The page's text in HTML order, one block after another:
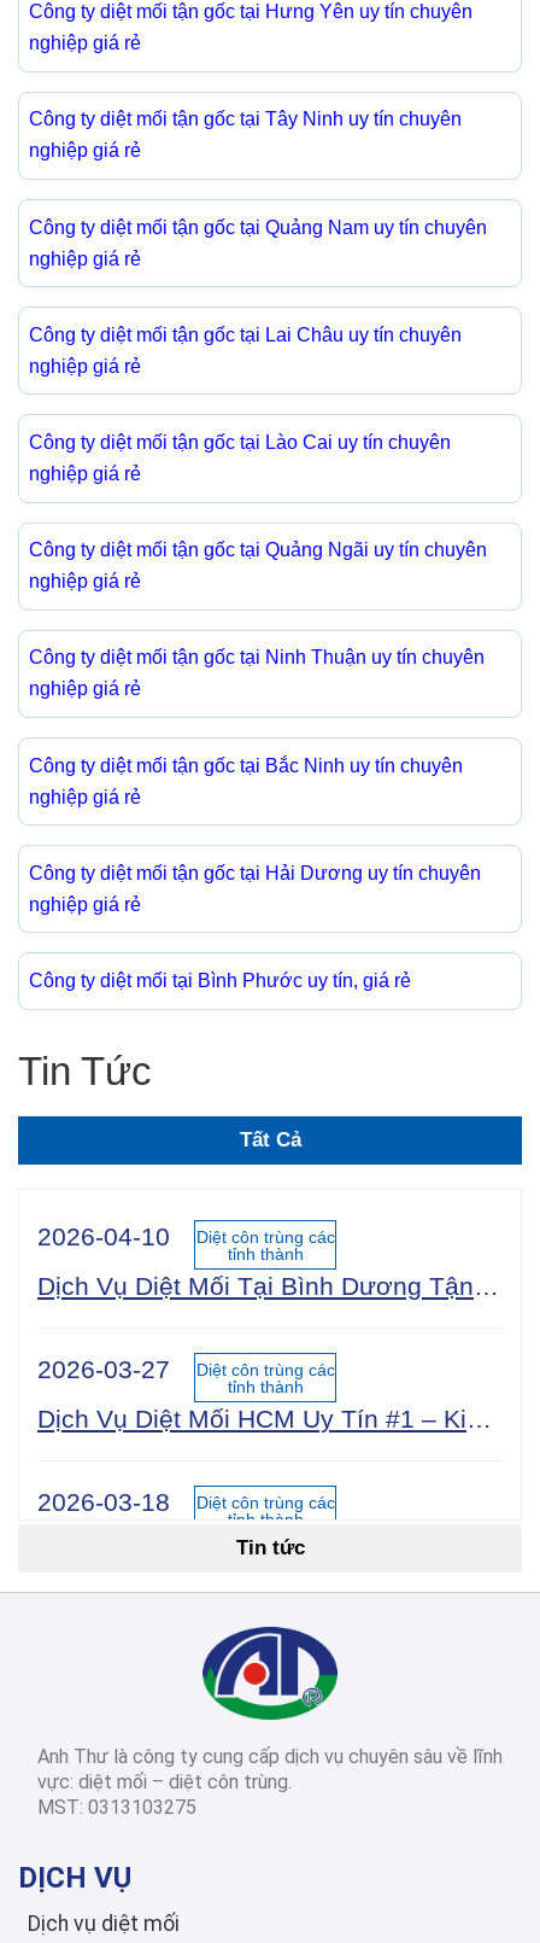
Công ty diệt mối tận gốc tại Hưng Yên uy tín chuyên
nghiệp giá rẻ
Công ty diệt mối tận gốc tại Tây Ninh uy tín chuyên
nghiệp giá rẻ
Công ty diệt mối tận gốc tại Quảng Nam uy tín chuyên
nghiệp giá rẻ
Công ty diệt mối tận gốc tại Lai Châu uy tín chuyên
nghiệp giá rẻ
Công ty diệt mối tận gốc tại Lào Cai uy tín chuyên
nghiệp giá rẻ
Công ty diệt mối tận gốc tại Quảng Ngãi uy tín chuyên
nghiệp giá rẻ
Công ty diệt mối tận gốc tại Ninh Thuận uy tín chuyên
nghiệp giá rẻ
Công ty diệt mối tận gốc tại Bắc Ninh uy tín chuyên
nghiệp giá rẻ
Công ty diệt mối tận gốc tại Hải Dương uy tín chuyên
nghiệp giá rẻ
Công ty diệt mối tại Bình Phước uy tín, giá rẻ
Tin Tức
Tất Cả
2026-04-10
Diệt côn trùng các
tỉnh thành
Dịch Vụ Diệt Mối Tại Bình Dương Tận Gốc 100% An Toàn Sinh Học | Công Ty Uy Tín Năm 2025
2026-03-27
Diệt côn trùng các
tỉnh thành
Dịch Vụ Diệt Mối HCM Uy Tín #1 – Kiểm Tra Miễn Phí 24/7, Bảo Hành 5 Năm
2026-03-18
Diệt côn trùng các
tỉnh thành
Diệt côn trùng các
tỉnh thành
2026-03-03
Diệt côn trùng các
tỉnh thành
Tin tức
Anh Thư là công ty cung cấp dịch vụ chuyên sâu về lĩnh
vực: diệt mối – diệt côn trùng.
MST: 0313103275
DỊCH VỤ
Dịch vụ diệt mối